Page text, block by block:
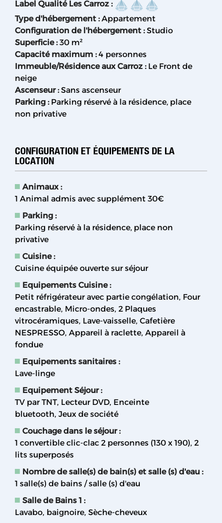
Label Qualité Les Carroz :
Type d'hébergement : Appartement
Configuration de l'hébergement : Studio
Superficie: 30 m²
Capacité maximum : 4 personnes
Immeuble/Résidence aux Carroz : Le Front de
neige
Ascenseur: Sans ascenseur
Parking : Parking réservé à la résidence, place
non privative
CONFIGURATION ET ÉQUIPEMENTS DE LA
LOCATION
Animaux :
1 Animal admis avec supplément 30€
Parking :
Parking réservé à la résidence, place non
privative
Cuisine:
Cuisine équipée ouverte sur séjour
Equipements Cuisine:
Petit réfrigérateur avec partie congélation Four
encastrable Micro-ondes 2 Plaques
vitrocéramiques Lave-vaisselle Cafetière
NESPRESSO Appareil à raclette Appareil à
fondue
Equipements sanitaires :
Lave-linge
Equipement Séjour:
TV par TNT Lecteur DVD Enceinte
bluetooth Jeux de société
Couchage dans le séjour:
1 convertible clic-clac 2 personnes (130 x 190) 2
lits superposés
Nombre de salle(s) de bain(s) et salle (s) d'eau :
1 salle(s) de bains / salle (s) d'eau
Salle de Bains 1 :
Lavabo baignoire Sèche-cheveux